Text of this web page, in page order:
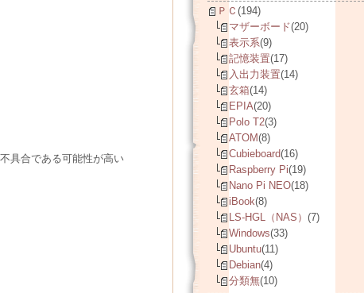
具合である可能性が高い
ＰＣ (194)
マザーボード(20)
表示系(9)
記憶装置(17)
入出力装置(14)
玄箱(14)
EPIA(20)
Polo T2(3)
ATOM(8)
Cubieboard(16)
Raspberry Pi(19)
Nano Pi NEO(18)
iBook(8)
LS-HGL（NAS） (7)
Windows(33)
Ubuntu(11)
Debian(4)
分類無(10)